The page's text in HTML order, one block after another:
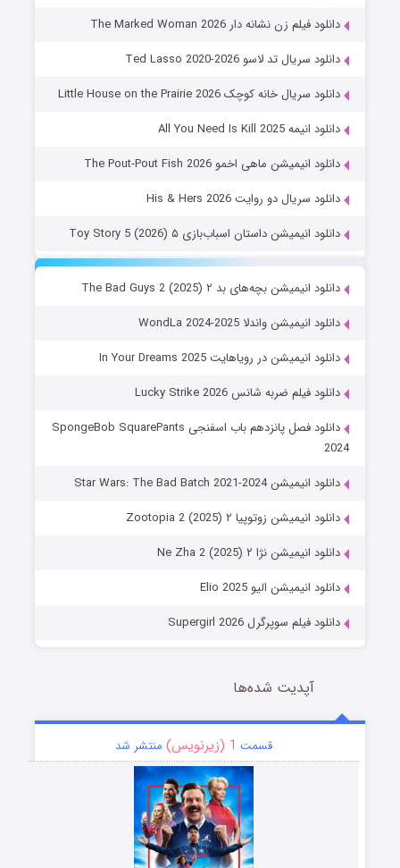
دانلود فیلم زن نشانه دار The Marked Woman 2026
دانلود سریال تد لاسو Ted Lasso 2020-2026
دانلود سریال خانه کوچک Little House on the Prairie 2026
دانلود انیمه All You Need Is Kill 2025
دانلود انیمیشن ماهی اخمو The Pout-Pout Fish 2026
دانلود سریال دو روایت His & Hers 2026
دانلود انیمیشن داستان اسباب‌بازی ۵ Toy Story 5 (2026)
دانلود انیمیشن بچه‌های بد ۲ The Bad Guys 2 (2025)
دانلود انیمیشن واندلا WondLa 2024-2025
دانلود انیمیشن در رویاهایت In Your Dreams 2025
دانلود فیلم ضربه شانس Lucky Strike 2026
دانلود فصل پانزدهم باب اسفنجی SpongeBob SquarePants
2024
دانلود انیمیشن Star Wars: The Bad Batch 2021-2024
دانلود انیمیشن زوتوپیا ۲ Zootopia 2 (2025)
دانلود انیمیشن نژا ۲ Ne Zha 2 (2025)
دانلود انیمیشن الیو Elio 2025
دانلود فیلم سوپرگرل Supergirl 2026
آپدیت شده‌ها
قسمت 1 (زیرنویس) منتشر شد